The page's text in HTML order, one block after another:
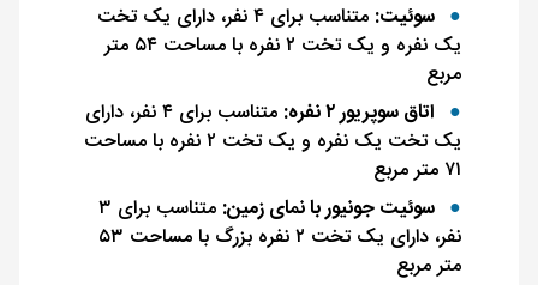
سوئیت:
متناسب برای ۴ نفر، دارای یک تخت
یک نفره و یک تخت ۲ نفره با مساحت ۵۴ متر
مربع
اتاق سوپریور ۲ نفره:
متناسب برای ۴ نفر، دارای
یک تخت یک نفره و یک تخت ۲ نفره با مساحت
۷۱ متر مربع
سوئیت جونیور با نمای زمین:
متناسب برای ۳
نفر، دارای یک تخت ۲ نفره بزرگ با مساحت ۵۳
متر مربع